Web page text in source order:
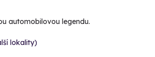
automobilovou legendu.
lokality)